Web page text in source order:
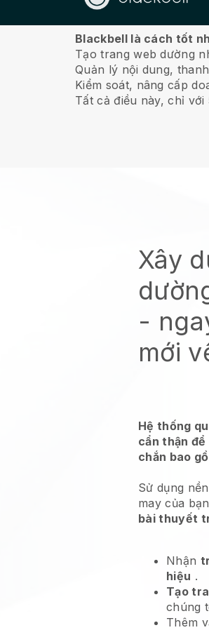
Về chúng tôi
Blackbell là cách tốt
Tạo trang web dường
Quản lý nội dung,
Kiểm soát, nâng cấp
Tất cả điều này, chỉ với
Xây
-
mới
Hệ thống
cẩn thận
chắn bao
Sử dụng
may của bạn
bài thuyết
Nhận
hiệu .
Tạo
chúng
Thêm